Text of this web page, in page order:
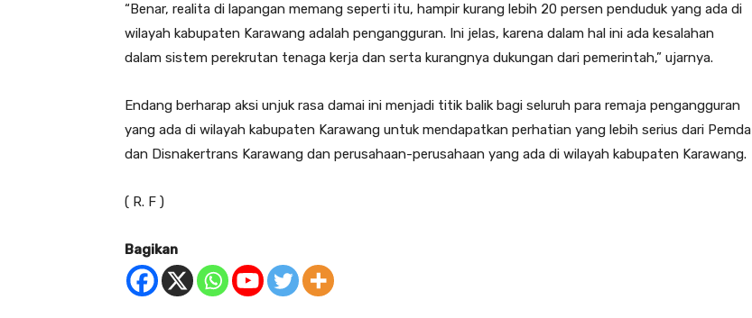
“Benar, realita di lapangan memang seperti itu, hampir kurang lebih 20 persen penduduk yang ada di
wilayah kabupaten Karawang adalah pengangguran. Ini jelas, karena dalam hal ini ada kesalahan
dalam sistem perekrutan tenaga kerja dan serta kurangnya dukungan dari pemerintah,” ujarnya.
Endang berharap aksi unjuk rasa damai ini menjadi titik balik bagi seluruh para remaja pengangguran
yang ada di wilayah kabupaten Karawang untuk mendapatkan perhatian yang lebih serius dari Pemda
dan Disnakertrans Karawang dan perusahaan-perusahaan yang ada di wilayah kabupaten Karawang.
( R. F )
Bagikan